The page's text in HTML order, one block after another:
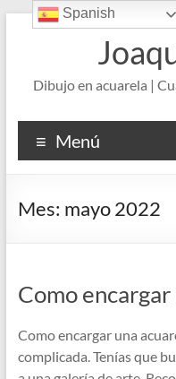
Saltar
Dibujo en acuarela |
Menú
Mes: mayo 2022
Como
Como encargar una
complicada. Tenías que
Spanish